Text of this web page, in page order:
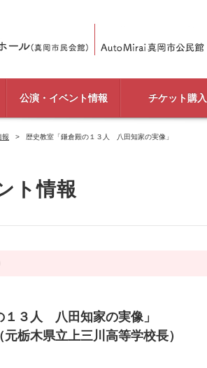
公演・イベント情報 チケット購入
報 歴史教室「鎌倉殿の１３人 八田知家の実像」
ト情報
１３人 八田知家の実像」
栃木県立上三川高等学校長）